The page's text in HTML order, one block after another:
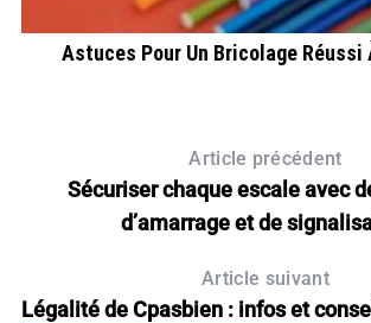
Astuces Pour Un Bricolage
Article précédent
Sécuriser chaque escale avec
d’amarrage et de
Article suivant
Légalité de Cpasbien : infos et